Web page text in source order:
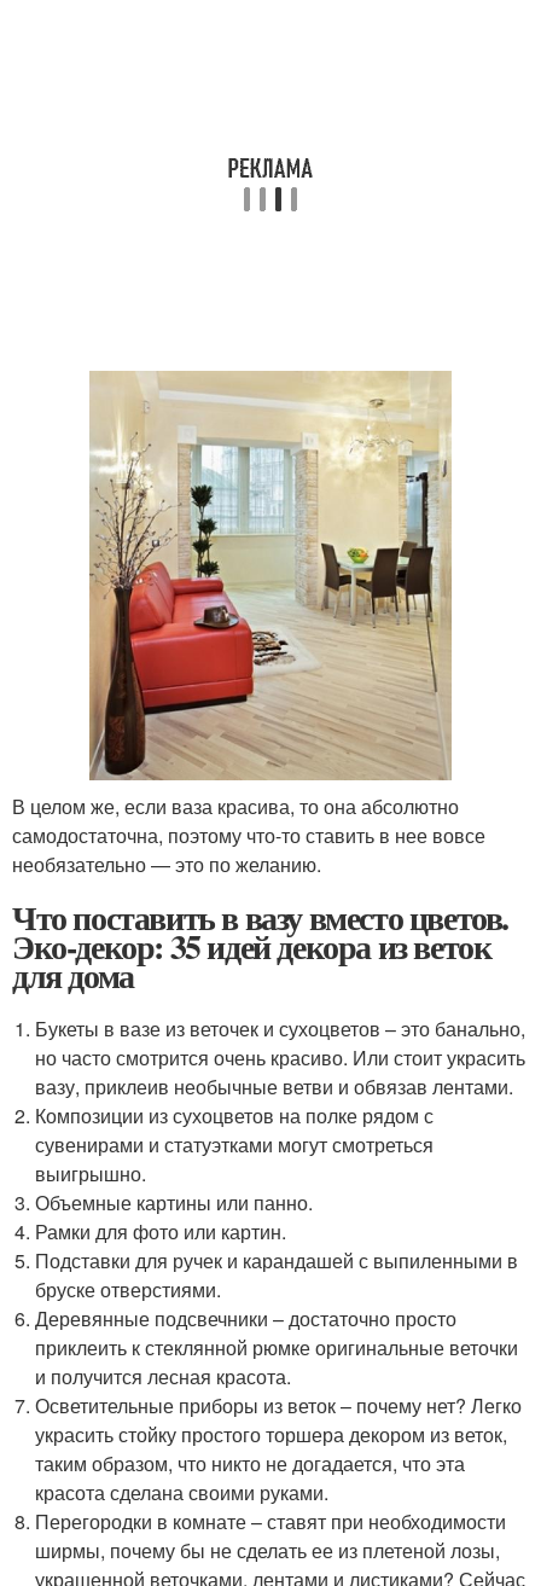
В целом же, если ваза красива, то она абсолютно
самодостаточна, поэтому что-то ставить в нее вовсе
необязательно — это по желанию.
Что поставить в вазу вместо цветов.
Эко-декор: 35 идей декора из веток
для дома
Букеты в вазе из веточек и сухоцветов – это банально,
но часто смотрится очень красиво. Или стоит украсить
вазу, приклеив необычные ветви и обвязав лентами.
Композиции из сухоцветов на полке рядом с
сувенирами и статуэтками могут смотреться
выигрышно.
Объемные картины или панно.
Рамки для фото или картин.
Подставки для ручек и карандашей с выпиленными в
бруске отверстиями.
Деревянные подсвечники – достаточно просто
приклеить к стеклянной рюмке оригинальные веточки
и получится лесная красота.
Осветительные приборы из веток – почему нет? Легко
украсить стойку простого торшера декором из веток,
таким образом, что никто не догадается, что эта
красота сделана своими руками.
Перегородки в комнате – ставят при необходимости
ширмы, почему бы не сделать ее из плетеной лозы,
украшенной веточками, лентами и листиками? Сейчас